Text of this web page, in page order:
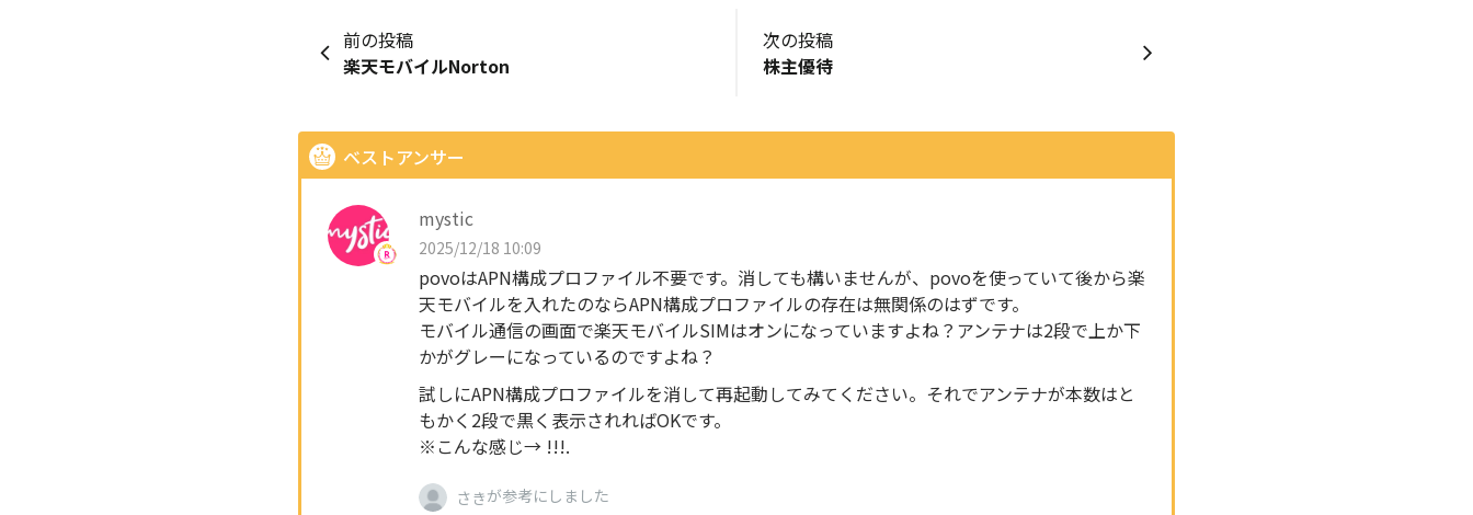
前の投稿
楽天モバイルNorton
次の投稿
株主優待
ベストアンサー
mystic
2025/12/18 10:09
povoはAPN構成プロファイル不要です。消しても構いませんが、povoを使っていて後から楽
天モバイルを入れたのならAPN構成プロファイルの存在は無関係のはずです。
モバイル通信の画面で楽天モバイルSIMはオンになっていますよね？アンテナは2段で上か下
かがグレーになっているのですよね？
試しにAPN構成プロファイルを消して再起動してみてください。それでアンテナが本数はと
もかく2段で黒く表示されればOKです。
※こんな感じ→ !!!.
さきが参考にしました